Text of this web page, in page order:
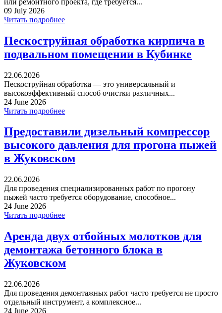
09 July 2026
Читать подробнее
Пескоструйная обработка кирпича в
подвальном помещении в Кубинке
22.06.2026
Пескоструйная обработка — это универсальный и
высокоэффективный способ очистки различных...
24 June 2026
Читать подробнее
Предоставили дизельный компрессор
высокого давления для прогона пыжей
в Жуковском
22.06.2026
Для проведения специализированных работ по прогону
пыжей часто требуется оборудование, способное...
24 June 2026
Читать подробнее
Аренда двух отбойных молотков для
демонтажа бетонного блока в
Жуковском
22.06.2026
Для проведения демонтажных работ часто требуется не просто
отдельный инструмент, а комплексное...
24 June 2026